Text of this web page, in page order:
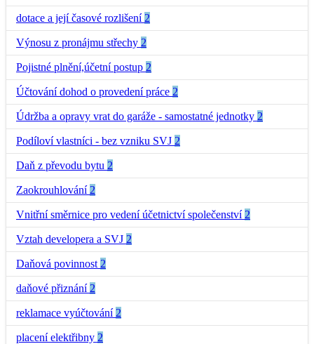
dotace a její časové rozlišení 2
Výnosu z pronájmu střechy 2
Pojistné plnění,účetní postup 2
Účtování dohod o provedení práce 2
Údržba a opravy vrat do garáže - samostatné jednotky 2
Podíloví vlastníci - bez vzniku SVJ 2
Daň z převodu bytu 2
Zaokrouhlování 2
Vnitřní směrnice pro vedení účetnictví společenství 2
Vztah developera a SVJ 2
Daňová povinnost 2
daňové přiznání 2
reklamace vyúčtování 2
placení elektřibny 2